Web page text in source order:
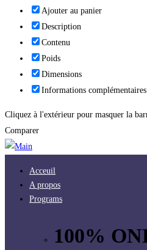
Ajouter au panier
Description
Contenu
Poids
Dimensions
Informations complémentaires
Cliquez à l'extérieur pour masquer la
Comparer
Acceuil
A propos
Programs
100%